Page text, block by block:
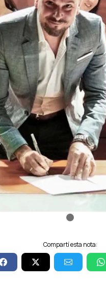
Compartí esta nota: